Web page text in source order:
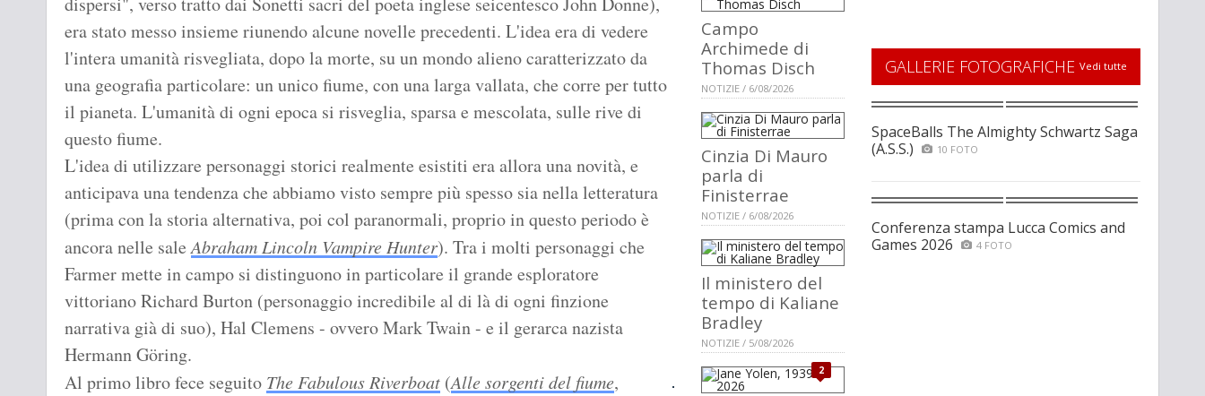
era stato messo insieme riunendo alcune novelle precedenti. L'idea era di vedere
l'intera umanità risvegliata, dopo la morte, su un mondo alieno caratterizzato da
una geografia particolare: un unico fiume, con una larga vallata, che corre per tutto
il pianeta. L'umanità di ogni epoca si risveglia, sparsa e mescolata, sulle rive di
questo fiume.
L'idea di utilizzare personaggi storici realmente esistiti era allora una novità, e
anticipava una tendenza che abbiamo visto sempre più spesso sia nella letteratura
(prima con la storia alternativa, poi col paranormali, proprio in questo periodo è
ancora nelle saleAbraham Lincoln Vampire Hunter). Tra i molti personaggi che
Farmer mette in campo si distinguono in particolare il grande esploratore
vittoriano Richard Burton (personaggio incredibile al di là di ogni finzione
narrativa già di suo), Hal Clemens - ovvero Mark Twain - e il gerarca nazista
Hermann Göring.
Al primo libro fece seguito The Fabulous Riverboat (Alle sorgenti del fiume,
Campo
Archimede di
Thomas Disch
NOTIZIE / 6/08/2026
Cinzia Di Mauro
parla di
Finisterrae
NOTIZIE / 6/08/2026
Il ministero del
tempo di Kaliane
Bradley
NOTIZIE / 5/08/2026
2
GALLERIE FOTOGRAFICHE Vedi tutte
SpaceBalls The Almighty Schwartz Saga
(A.S.S.)
10 FOTO
Conferenza stampa Lucca Comics and
Games 2026
4 FOTO